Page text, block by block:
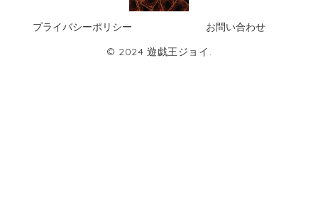
プライバシーポリシー お問い合わせ
© 2024 遊戯王ジョイ.